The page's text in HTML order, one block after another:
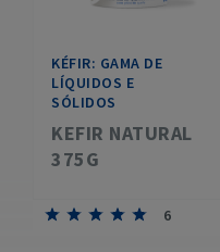
KÉFIR: GAMA DE
LÍQUIDOS E
SÓLIDOS
KEFIR NATURAL
375G
6